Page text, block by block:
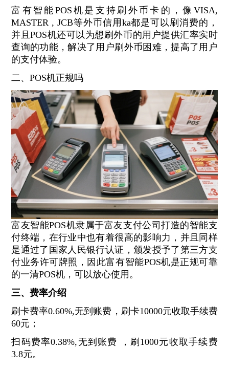
富有智能POS机是支持刷外币卡的，像VISA,
MASTER , JCB等外币信用ka都是可以刷消费的，
并且POS机还可以为想刷外币的用户提供汇率实时
查询的功能，解决了用户刷外币困难，提高了用户
的支付体验。
二、POS机正规吗
富友智能POS机隶属于富友支付公司打造的智能支
付终端，在行业中也有着很高的影响力，并且同样
是通过了国家人民银行认证，颁发授予了第三方支
付业务许可牌照，因此富有智能POS机是正规可靠
的一清POS机，可以放心使用。
三、费率介绍
刷卡费率0.60%,无到账费，刷卡10000元收取手续费
60元；
扫码费率0.38%,无到账费 ，刷1000元收取手续费
3.8元。